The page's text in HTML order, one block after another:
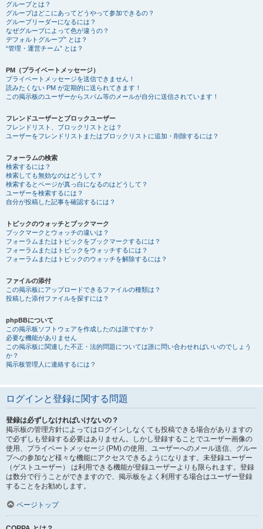
グループとは？
グループはどこにあってどうやって参加できるの？
グループリーダーになるには？
なぜグループによって色が違うの？
デフォルトグループ” とは？
“管理・運営チーム” とは？
PM（プライベートメッセージ）
プライベートメッセージを送信できません！
読みたくない PM が定期的に送られてきます！
この掲示板のユーザーからスパム等のメールが自分に送信されています！
フレンドユーザーとブロックユーザー
フレンドリスト、ブロックリストとは？
ユーザーをフレンドリストまたはブロックリストに追加・削除するには？
フォーラムの検索
検索するには？
検索しても無効なのはどうして？
検索するとページが真っ白になるのはどうして？
ユーザーを検索するには？
自分が投稿した記事を確認するには？
トピックのウォッチとブックマーク
ブックマークとウォッチの違いは？
フォーラムまたはトピックをブックマークするには？
フォーラムまたはトピックをウォッチするには？
フォーラムまたはトピックのウォッチを解除するには？
ファイルの添付
この掲示板にアップロードできるファイルの種類は？
投稿した添付ファイルを探すには？
phpBBについて
この掲示板ソフトウェアを作成したのは誰ですか？
必要な機能がありません
この掲示板に関連した不正・法的問題については誰に問い合わせればいいのでしょう
か？
掲示板管理人に連絡するには？
ログインと登録に関する問題
登録は必ずしなければいけないの？
掲示板の管理方針によってはログインしなくても投稿できる場合がありますの
で必ずしも登録する必要はありません。しかし登録することでユーザー画像の
使用、プライベートメッセージ (PM) の使用、ユーザーへのメール送信、グルー
プへの参加など様々な機能にアクセスできるようになります。未登録ユーザー
（ゲストユーザー） は利用できる機能が登録ユーザーよりも限られます。登録
は数分で行うことができますので、掲示板をよく利用する場合はユーザー登録
することをお勧めします。
ページトップ